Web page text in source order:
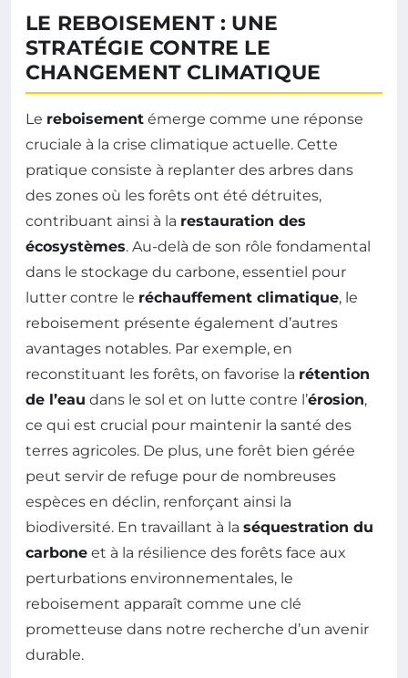
LE REBOISEMENT : UNE
STRATÉGIE CONTRE LE
CHANGEMENT CLIMATIQUE
Le reboisement émerge comme une réponse
cruciale à la crise climatique actuelle. Cette
pratique consiste à replanter des arbres dans
des zones où les forêts ont été détruites,
contribuant ainsi à la restauration des
écosystèmes. Au-delà de son rôle fondamental
dans le stockage du carbone, essentiel pour
lutter contre le réchauffement climatique, le
reboisement présente également d’autres
avantages notables. Par exemple, en
reconstituant les forêts, on favorise la rétention
de l’eau dans le sol et on lutte contre l’érosion,
ce qui est crucial pour maintenir la santé des
terres agricoles. De plus, une forêt bien gérée
peut servir de refuge pour de nombreuses
espèces en déclin, renforçant ainsi la
biodiversité. En travaillant à la séquestration du
carbone et à la résilience des forêts face aux
perturbations environnementales, le
reboisement apparaît comme une clé
prometteuse dans notre recherche d’un avenir
durable.